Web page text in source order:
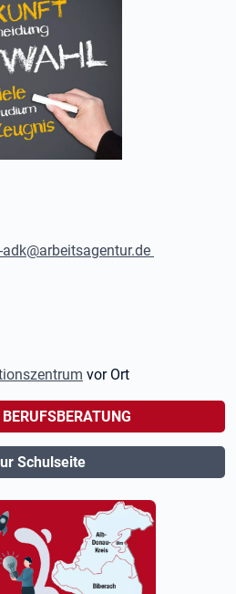
vor Ort
Schulseite